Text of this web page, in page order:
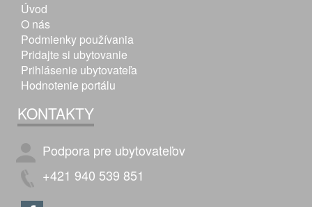
Úvod
O nás
Podmienky používania
Pridajte si ubytovanie
Prihlásenie ubytovateľa
Hodnotenie portálu
KONTAKTY
Podpora pre ubytovateľov
+421 940 539 851